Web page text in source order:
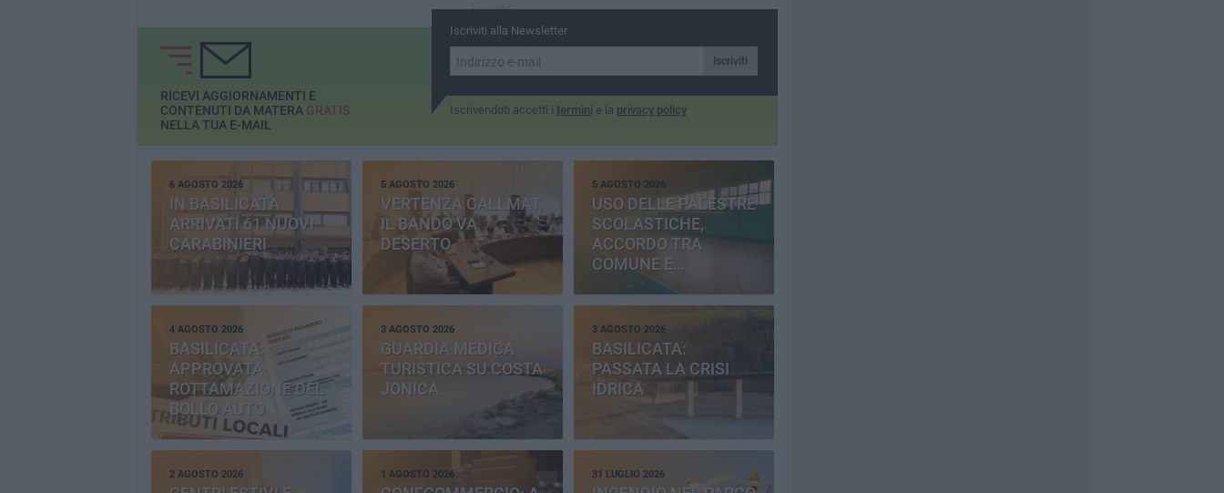
la realtà"
Iscriviti alla Newsletter
Iscriviti
Iscrivendoti accetti i termini e la privacy policy
RICEVI AGGIORNAMENTI E
CONTENUTI DA MATERA GRATIS
NELLA TUA E-MAIL
6 AGOSTO 2026
IN BASILICATA
ARRIVATI 61 NUOVI
CARABINIERI
5 AGOSTO 2026
VERTENZA CALLMAT,
IL BANDO VA
DESERTO
5 AGOSTO 2026
USO DELLE PALESTRE
SCOLASTICHE,
ACCORDO TRA
COMUNE E
PROVINCIA
4 AGOSTO 2026
BASILICATA:
APPROVATA
ROTTAMAZIONE DEL
BOLLO AUTO
3 AGOSTO 2026
GUARDIA MEDICA
TURISTICA SU COSTA
JONICA
3 AGOSTO 2026
BASILICATA:
PASSATA LA CRISI
IDRICA
2 AGOSTO 2026 1 AGOSTO 2026 31 LUGLIO 2026